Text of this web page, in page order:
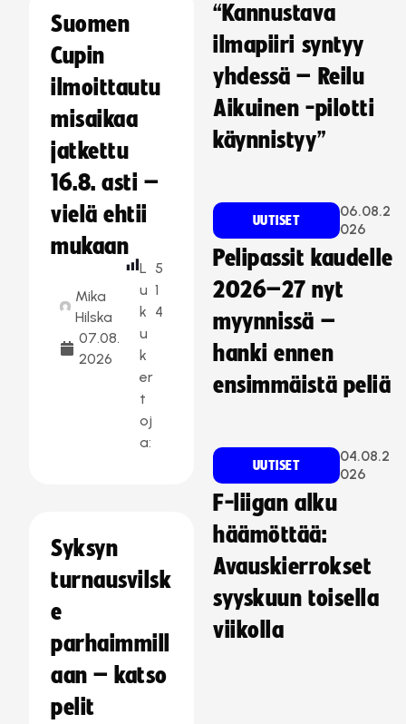
Suomen
Cupin
ilmoittautu
misaikaa
jatkettu
16.8. asti –
vielä ehtii
mukaan
Mika
Hilska
07.08.
2026
L
u
k
u
k
er
t
oj
a:
5
1
4
Syksyn
turnausvilsk
e
parhaimmill
aan – katso
pelit
“Kannustava
ilmapiiri syntyy
yhdessä – Reilu
Aikuinen -pilotti
käynnistyy”
UUTISET
06.08.2
026
Pelipassit kaudelle
2026–27 nyt
myynnissä –
hanki ennen
ensimmäistä peliä
UUTISET
04.08.2
026
F-liigan alku
häämöttää:
Avauskierrokset
syyskuun toisella
viikolla